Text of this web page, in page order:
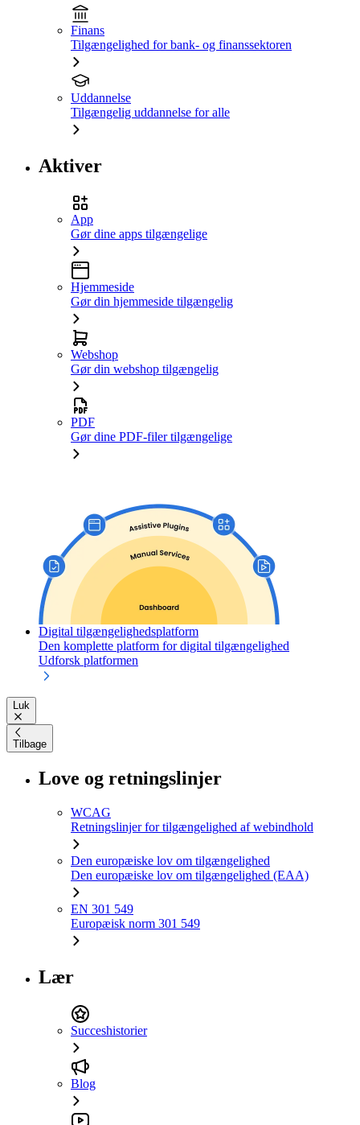
Finans
Tilgængelighed for bank- og finanssektoren
Uddannelse
Tilgængelig uddannelse for alle
Aktiver
App
Gør dine apps tilgængelige
Hjemmeside
Gør din hjemmeside tilgængelig
Webshop
Gør din webshop tilgængelig
PDF
Gør dine PDF-filer tilgængelige
Digital tilgængelighedsplatform
Den komplette platform for digital tilgængelighed
Udforsk platformen
Luk
Tilbage
Love og retningslinjer
WCAG
Retningslinjer for tilgængelighed af webindhold
Den europæiske lov om tilgængelighed
Den europæiske lov om tilgængelighed (EAA)
EN 301 549
Europæisk norm 301 549
Lær
Succeshistorier
Blog